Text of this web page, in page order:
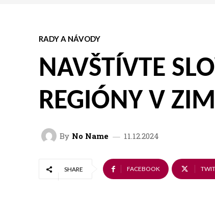
RADY A NÁVODY
NAVŠTÍVTE
REGIÓNY V
By No Name 11.12.2024
SHARE FACEBOOK